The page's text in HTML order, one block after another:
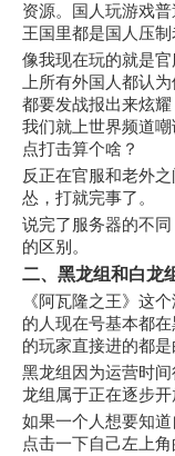
资源。国人玩游戏
王国里都是国人压
像我现在玩的就是
上所有外国人都认
都要发战报出来炫
我们就上世界频道
点打击算个啥？
反正在官服和老外
怂，打就完事了。
说完了服务器的不
的区别。
二、黑龙组和白龙
《阿瓦隆之王》这
的人现在号基本都
的玩家直接进的都
黑龙组因为运营时
龙组属于正在逐步开
如果一个人想要知
点击一下自己左上